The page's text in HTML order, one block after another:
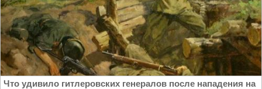
Что удивило гитлеровских генералов после нападения на